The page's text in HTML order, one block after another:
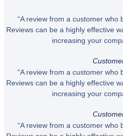
“A review from a customer who
Reviews can be a highly effective
increasing your
“A review from a customer who
Reviews can be a highly effective
increasing your
“A review from a customer who